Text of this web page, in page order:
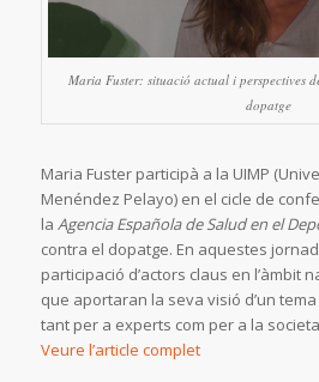
Maria Fuster: situació actual i perspectives
dopatge
Maria Fuster participà a la UIMP
Menéndez Pelayo) en el cicle de
la Agencia Española de Salud en el
contra el dopatge. En aquestes
participació d’actors claus en l’àmbit
que aportaran la seva visió d’un
tant per a experts com per a la
Veure l’article complet